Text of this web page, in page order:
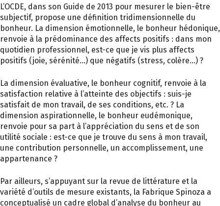
L’OCDE, dans son Guide de 2013 pour mesurer le bien-être
subjectif, propose une définition tridimensionnelle du
bonheur. La dimension émotionnelle, le bonheur hédonique,
renvoie à la prédominance des affects positifs : dans mon
quotidien professionnel, est-ce que je vis plus affects
positifs (joie, sérénité…) que négatifs (stress, colère…) ?
La dimension évaluative, le bonheur cognitif, renvoie à la
satisfaction relative à l’atteinte des objectifs : suis-je
satisfait de mon travail, de ses conditions, etc. ? La
dimension aspirationnelle, le bonheur eudémonique,
renvoie pour sa part à l’appréciation du sens et de son
utilité sociale : est-ce que je trouve du sens à mon travail,
une contribution personnelle, un accomplissement, une
appartenance ?
Par ailleurs, s’appuyant sur la revue de littérature et la
variété d’outils de mesure existants, la Fabrique Spinoza a
conceptualisé un cadre global d’analyse du bonheur au